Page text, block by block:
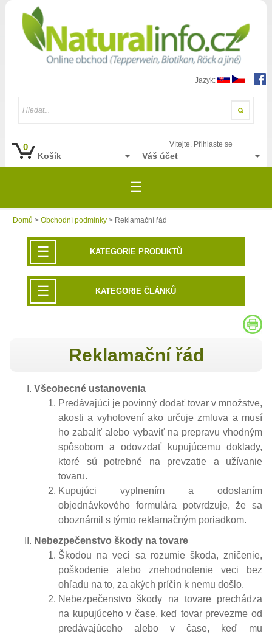
Jazyk:
Hledat...
0
Košík
Vítejte. Přihlaste se
Váš účet
☰
Domů > Obchodní podmínky > Reklamační řád
☰ KATEGORIE PRODUKTŮ
☰ KATEGORIE ČLÁNKŮ
Reklamační řád
Všeobecné ustanovenia
Predávajúci je povinný dodať tovar v množstve,
akosti a vyhotovení ako určuje zmluva a musí
ho zabaliť alebo vybaviť na prepravu vhodným
spôsobom a odovzdať kupujúcemu doklady,
ktoré sú potrebné na prevzatie a užívanie
tovaru.
Kupujúci vyplnením a odoslaním
objednávkového formulára potvrdzuje, že sa
oboznámil s týmto reklamačným poriadkom.
Nebezpečenstvo škody na tovare
Škodou na veci sa rozumie škoda, zničenie,
poškodenie alebo znehodnotenie veci bez
ohľadu na to, za akých príčin k nemu došlo.
Nebezpečenstvo škody na tovare prechádza
na kupujúceho v čase, keď tovar prevezme od
predávajúceho alebo v čase, keď mu